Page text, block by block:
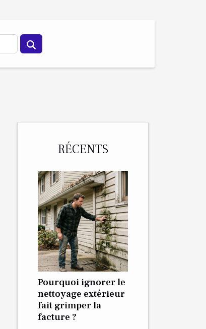
RÉCENTS
Pourquoi ignorer le
nettoyage extérieur
fait grimper la
facture ?